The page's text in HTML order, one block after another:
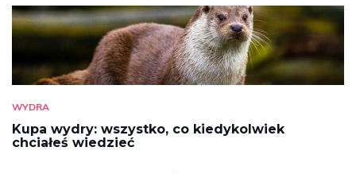
WYDRA
Kupa wydry: wszystko, co kiedykolwiek
chciałeś wiedzieć